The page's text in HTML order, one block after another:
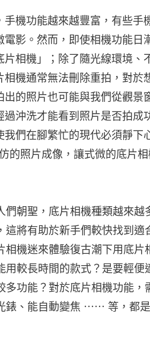
手機功能越來越豐富，有些手
電影。然而，即使相機功能日
片相機」；除了隨光線環境、
相機通常無法刪除重拍，對於
出的照片也可能與我們從觀景
過沖洗才能看到照片是否拍成
我們在腳繁忙的現代必須靜下
的照片成像，讓式微的底片
們朝聖，底片相機種類越來越
這將有助於新手們較快找到適
相機迷來體驗復古潮下用底片
用較長時間的款式？是要輕便
多功能？對於底片相機功能，
錶、能自動變焦 ⋯⋯ 等，都